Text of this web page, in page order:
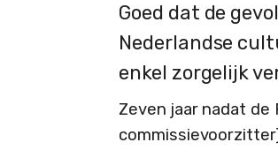
Goed dat de
Nederlandse
enkel zorgelijk
Zeven jaar nadat de